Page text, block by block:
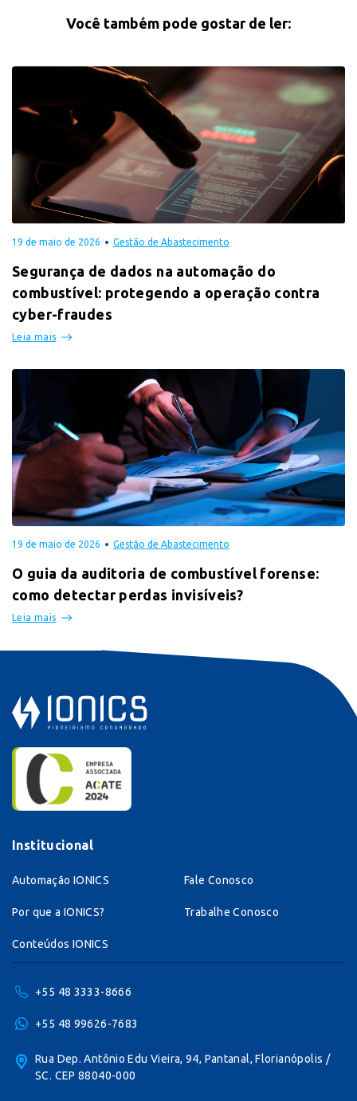
Você também pode gostar de ler:
19 de maio de 2026 Gestão de Abastecimento
Segurança de dados na automação do
combustível: protegendo a operação contra
cyber-fraudes
Leia mais
19 de maio de 2026 Gestão de Abastecimento
O guia da auditoria de combustível forense:
como detectar perdas invisíveis?
Leia mais
Institucional
Automação IONICS
Por que a IONICS?
Conteúdos IONICS
Fale Conosco
Trabalhe Conosco
+55 48 3333-8666
+55 48 99626-7683
Rua Dep. Antônio Edu Vieira, 94, Pantanal, Florianópolis /
SC. CEP 88040-000